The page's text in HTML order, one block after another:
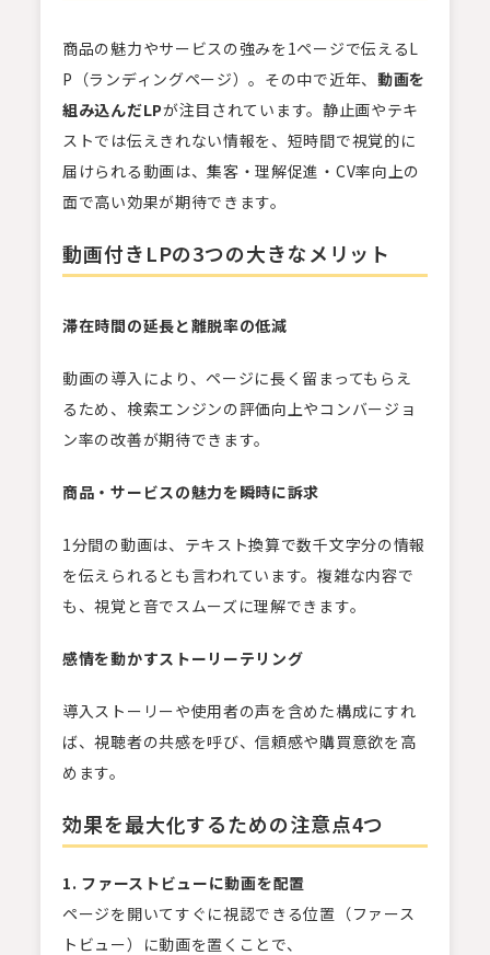
商品の魅力やサービスの強みを1ページで伝えるL
P（ランディングページ）。その中で近年、動画を
組み込んだLPが注目されています。静止画やテキ
ストでは伝えきれない情報を、短時間で視覚的に
届けられる動画は、集客・理解促進・CV率向上の
面で高い効果が期待できます。
動画付きLPの3つの大きなメリット
滞在時間の延長と離脱率の低減
動画の導入により、ページに長く留まってもらえ
るため、検索エンジンの評価向上やコンバージョ
ン率の改善が期待できます。
商品・サービスの魅力を瞬時に訴求
1分間の動画は、テキスト換算で数千文字分の情報
を伝えられるとも言われています。複雑な内容で
も、視覚と音でスムーズに理解できます。
感情を動かすストーリーテリング
導入ストーリーや使用者の声を含めた構成にすれ
ば、視聴者の共感を呼び、信頼感や購買意欲を高
めます。
効果を最大化するための注意点4つ
1. ファーストビューに動画を配置
ページを開いてすぐに視認できる位置（ファース
トビュー）に動画を置くことで、